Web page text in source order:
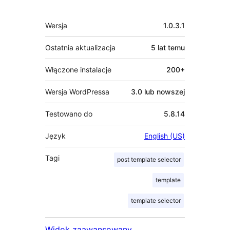
Meta
Wersja 1.0.3.1
Ostatnia aktualizacja 5 lat temu
Włączone instalacje 200+
Wersja WordPressa 3.0 lub nowszej
Testowano do 5.8.14
Język English (US)
Tagi post template selector
template
template selector